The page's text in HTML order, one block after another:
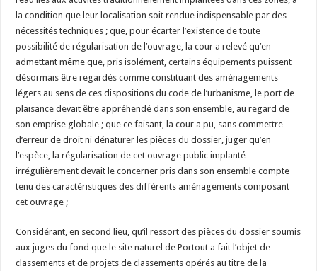
la condition que leur localisation soit rendue indispensable par des
nécessités techniques ; que, pour écarter l’existence de toute
possibilité de régularisation de l’ouvrage, la cour a relevé qu’en
admettant même que, pris isolément, certains équipements puissent
désormais être regardés comme constituant des aménagements
légers au sens de ces dispositions du code de l’urbanisme, le port de
plaisance devait être appréhendé dans son ensemble, au regard de
son emprise globale ; que ce faisant, la cour a pu, sans commettre
d’erreur de droit ni dénaturer les pièces du dossier, juger qu’en
l’espèce, la régularisation de cet ouvrage public implanté
irrégulièrement devait le concerner pris dans son ensemble compte
tenu des caractéristiques des différents aménagements composant
cet ouvrage ;
Considérant, en second lieu, qu’il ressort des pièces du dossier soumis
aux juges du fond que le site naturel de Portout a fait l’objet de
classements et de projets de classements opérés au titre de la